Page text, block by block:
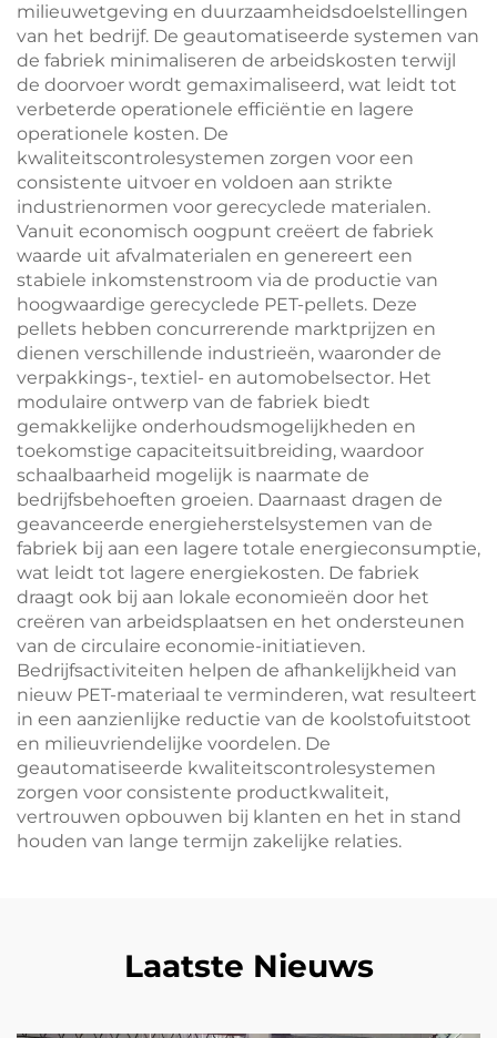
milieuwetgeving en duurzaamheidsdoelstellingen
van het bedrijf. De geautomatiseerde systemen van
de fabriek minimaliseren de arbeidskosten terwijl
de doorvoer wordt gemaximaliseerd, wat leidt tot
verbeterde operationele efficiëntie en lagere
operationele kosten. De
kwaliteitscontrolesystemen zorgen voor een
consistente uitvoer en voldoen aan strikte
industrienormen voor gerecyclede materialen.
Vanuit economisch oogpunt creëert de fabriek
waarde uit afvalmaterialen en genereert een
stabiele inkomstenstroom via de productie van
hoogwaardige gerecyclede PET-pellets. Deze
pellets hebben concurrerende marktprijzen en
dienen verschillende industrieën, waaronder de
verpakkings-, textiel- en automobelsector. Het
modulaire ontwerp van de fabriek biedt
gemakkelijke onderhoudsmogelijkheden en
toekomstige capaciteitsuitbreiding, waardoor
schaalbaarheid mogelijk is naarmate de
bedrijfsbehoeften groeien. Daarnaast dragen de
geavanceerde energieherstelsystemen van de
fabriek bij aan een lagere totale energieconsumptie,
wat leidt tot lagere energiekosten. De fabriek
draagt ook bij aan lokale economieën door het
creëren van arbeidsplaatsen en het ondersteunen
van de circulaire economie-initiatieven.
Bedrijfsactiviteiten helpen de afhankelijkheid van
nieuw PET-materiaal te verminderen, wat resulteert
in een aanzienlijke reductie van de koolstofuitstoot
en milieuvriendelijke voordelen. De
geautomatiseerde kwaliteitscontrolesystemen
zorgen voor consistente productkwaliteit,
vertrouwen opbouwen bij klanten en het in stand
houden van lange termijn zakelijke relaties.
Laatste Nieuws